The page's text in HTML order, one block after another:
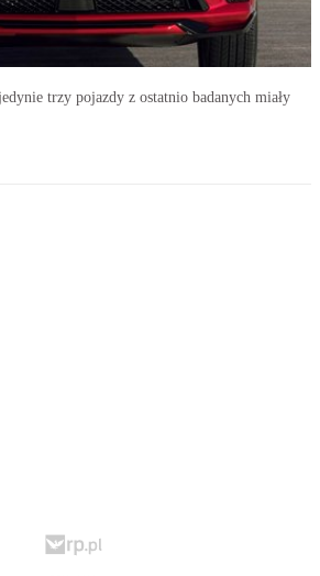
trzy pojazdy z ostatnio badanych miały